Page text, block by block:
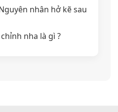
nhân hở kẽ sau
nha là gì ?